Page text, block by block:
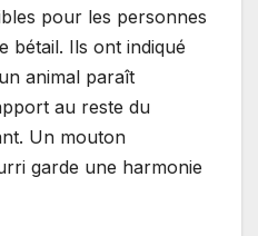
pour les personnes
bétail. Ils ont indiqué
animal paraît
au reste du
Un mouton
garde une harmonie